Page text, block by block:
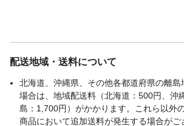
配送地域・送料について
北海道、沖縄県、その他各都道府県の離島
場合は、地域配送料（北海道：500円、沖
島：1,700円）がかかります。これら以外
商品において追加送料が発生する場合がご